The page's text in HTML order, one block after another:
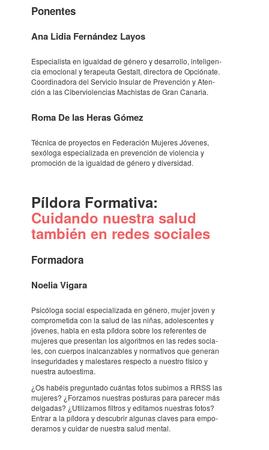
Ponen­tes
Ana Lidia Fernán­dez Layos
Espe­ci­a­lista en igual­dad de género y desar­ro­llo, inte­li­gen­
cia emoci­o­nal y tera­peuta Gestalt, direc­tora de Opci­ó­nate.
Coor­di­na­dora del Servi­cio Insu­lar de Preven­ción y Aten­
ción a las Ciber­vi­o­len­cias Machis­tas de Gran Cana­ria.
Roma De las Heras Gómez
Técnica de proyec­tos en Fede­ra­ción Muje­res Jóve­nes,
sexó­loga espe­ci­a­li­zada en preven­ción de violen­cia y
promo­ción de la igual­dad de género y diver­si­dad.
Píldora Forma­tiva:
Cuidando nues­tra salud
también en redes soci­a­les
Forma­dora
Noelia Vigara
Psicó­loga social espe­ci­a­li­zada en género, mujer joven y
compro­me­tida con la salud de las niñas, adoles­cen­tes y
jóve­nes, habla en esta píldora sobre los refe­ren­tes de
muje­res que presen­tan los algo­rit­mos en las redes soci­a­
les, con cuer­pos inal­can­za­bles y norma­ti­vos que gene­ran
inse­gu­ri­da­des y males­ta­res respecto a nues­tro físico y
nues­tra auto­es­tima.
¿Os habéis pregun­tado cuán­tas fotos subi­mos a RRSS las
muje­res? ¿For­za­mos nues­tras postu­ras para pare­cer más
delga­das? ¿Uti­li­za­mos filtros y edita­mos nues­tras fotos?
Entrar a la píldora y descu­brir algu­nas claves para empo­
de­rar­nos y cuidar de nues­tra salud mental.